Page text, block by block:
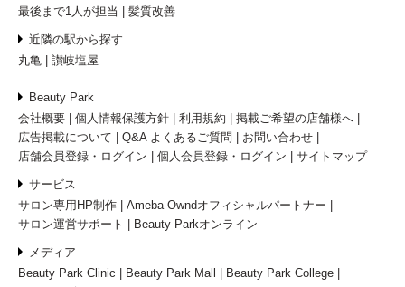
最後まで1人が担当
髪質改善
近隣の駅から探す
丸亀
讃岐塩屋
Beauty Park
会社概要
個人情報保護方針 利用規約
掲載ご希望の店舗様へ
広告掲載について
Q&A よくあるご質問
お問い合わせ
店舗会員登録・ログイン
個人会員登録・ログイン サイトマップ
サービス
サロン専用HP制作
Ameba Owndオフィシャルパートナー
サロン運営サポート
Beauty Parkオンライン
メディア
Beauty Park Clinic
Beauty Park Mall
Beauty Park College